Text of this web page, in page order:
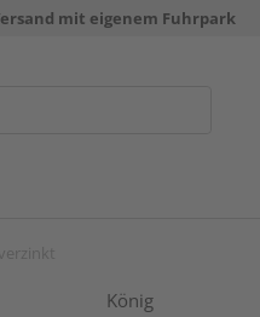
mit eigenem Fuhrpark
König